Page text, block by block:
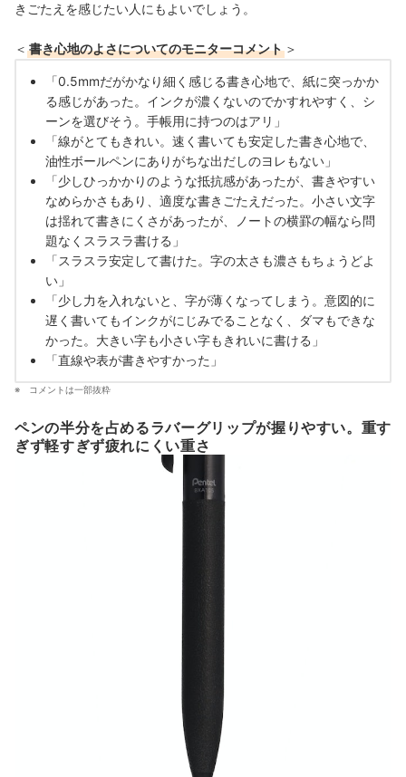
きごたえを感じたい人にもよいでしょう。
＜ 書き心地のよさについてのモニターコメント ＞
「0.5mmだがかなり細く感じる書き心地で、紙に突っかか
る感じがあった。インクが濃くないのでかすれやすく、シ
ーンを選びそう。手帳用に持つのはアリ」
「線がとてもきれい。速く書いても安定した書き心地で、
油性ボールペンにありがちな出だしのヨレもない」
「少しひっかかりのような抵抗感があったが、書きやすい
なめらかさもあり、適度な書きごたえだった。小さい文字
は揺れて書きにくさがあったが、ノートの横罫の幅なら問
題なくスラスラ書ける」
「スラスラ安定して書けた。字の太さも濃さもちょうどよ
い」
「少し力を入れないと、字が薄くなってしまう。意図的に
遅く書いてもインクがにじみでることなく、ダマもできな
かった。大きい字も小さい字もきれいに書ける」
「直線や表が書きやすかった」
コメントは一部抜粋
ペンの半分を占めるラバーグリップが握りやすい。重す
ぎず軽すぎず疲れにくい重さ